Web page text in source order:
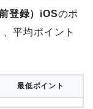
登録）iOSのポ
平均ポイント
最低ポイント